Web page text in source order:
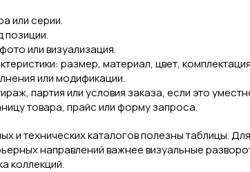
или серии.
позиции.
или визуализация.
размер, материал, цвет,
или модификации.
партия или условия заказа, если это
товара, прайс или форму запроса.
и технических каталогов полезны таблицы.
направлений важнее визуальные
коллекций.